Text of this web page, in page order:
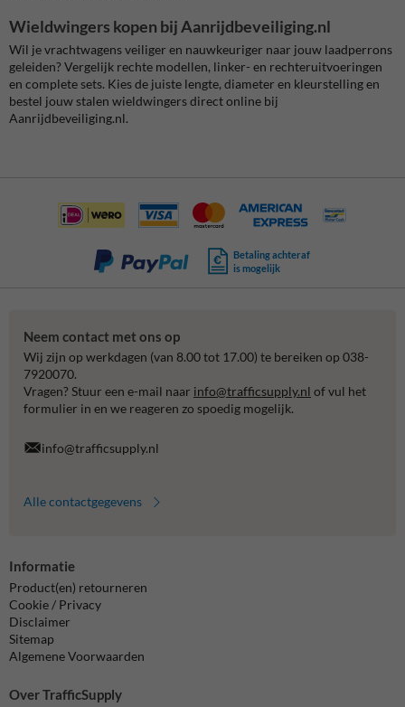
Wieldwingers kopen bij Aanrijdbeveiliging.nl
Wil je vrachtwagens veiliger en nauwkeuriger naar jouw laadperrons
geleiden? Vergelijk rechte modellen, linker- en rechteruitvoeringen
en complete sets. Kies de juiste lengte, diameter en kleurstelling en
bestel jouw stalen wieldwingers direct online bij
Aanrijdbeveiliging.nl.
Betaling achteraf
is mogelijk
Neem contact met ons op
Wij zijn op werkdagen (van 8.00 tot 17.00) te bereiken op 038-
7920070.
Vragen? Stuur een e-mail naar info@trafficsupply.nl of vul het
formulier in en we reageren zo spoedig mogelijk.
info@trafficsupply.nl
Alle contactgegevens
Informatie
Product(en) retourneren
Cookie / Privacy
Disclaimer
Sitemap
Algemene Voorwaarden
Over TrafficSupply